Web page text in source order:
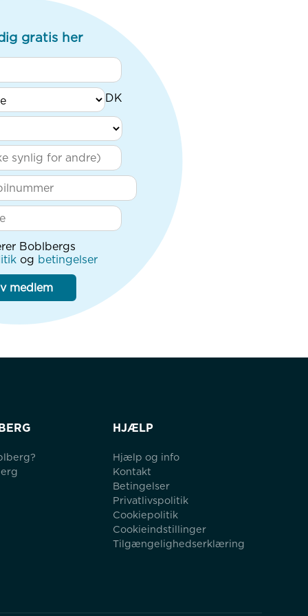
gratis her
Boblbergs
og betingelser
medlem
HJÆLP
Hjælp og info
Kontakt
Betingelser
Privatlivspolitik
Cookiepolitik
Cookieindstillinger
Tilgængelighedserklæring